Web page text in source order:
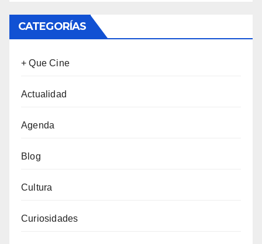
CATEGORÍAS
+ Que Cine
Actualidad
Agenda
Blog
Cultura
Curiosidades